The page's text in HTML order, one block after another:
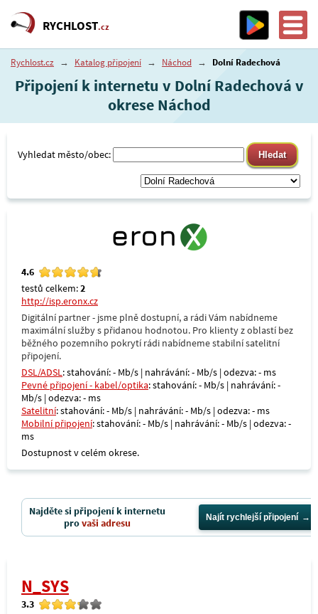
RYCHLOST.cz
Rychlost.cz → Katalog připojení → Náchod → Dolní Radechová
Připojení k internetu v Dolní Radechová v
okrese Náchod
Vyhledat město/obec:
4.6
testů celkem:2
http://isp.eronx.cz
Digitální partner - jsme plně dostupní, a rádi Vám nabídneme
maximální služby s přidanou hodnotou. Pro klienty z oblastí bez
běžného pozemního pokrytí rádi nabídneme stabilní satelitní
připojení.
DSL/ADSL: stahování: - Mb/s | nahrávání: - Mb/s | odezva: - ms
Pevné připojení - kabel/optika: stahování: - Mb/s | nahrávání: -
Mb/s | odezva: - ms
Satelitní: stahování: - Mb/s | nahrávání: - Mb/s | odezva: - ms
Mobilní připojení: stahování: - Mb/s | nahrávání: - Mb/s | odezva: -
ms
Dostupnost v celém okrese.
Najděte si připojení k internetu
provaši adresu Najít rychlejší připojení
N_SYS
3.3